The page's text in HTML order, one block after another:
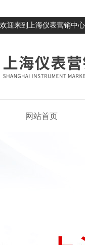
欢迎来到上海仪表营销中
网站首页